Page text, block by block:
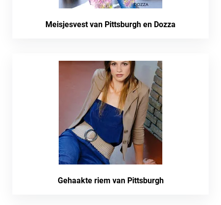
Meisjesvest van Pittsburgh en Dozza
Gehaakte riem van Pittsburgh